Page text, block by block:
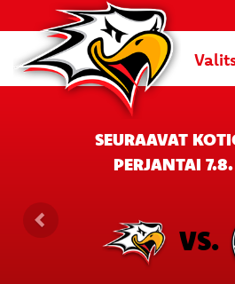
SEURAAVAT
PERJANTAI
VS.